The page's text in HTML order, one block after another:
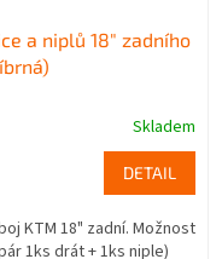
a niplů 18" zadního
Skladem
DETAIL
KTM 18" zadní. Možnost
1ks drát + 1ks niple)